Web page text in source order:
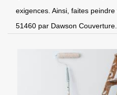
exigences. Ainsi, faites
51460 par Dawson Couverture.